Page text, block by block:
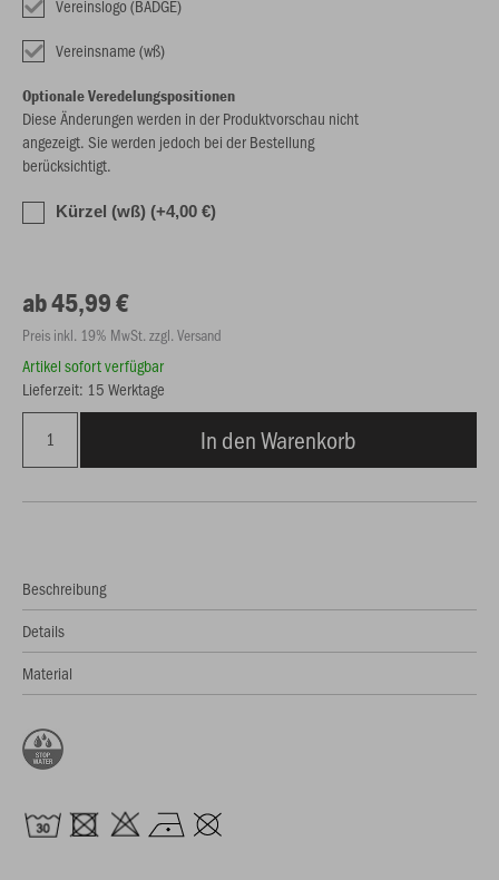
Vereinslogo (BADGE)
Vereinsname (wß)
Optionale Veredelungspositionen
Diese Änderungen werden in der Produktvorschau nicht
angezeigt. Sie werden jedoch bei der Bestellung
berücksichtigt.
Kürzel (wß) (+4,00 €)
ab 45,99 €
Preis inkl. 19% MwSt. zzgl. Versand
Artikel sofort verfügbar
Lieferzeit: 15 Werktage
In den Warenkorb
Beschreibung
Details
Material